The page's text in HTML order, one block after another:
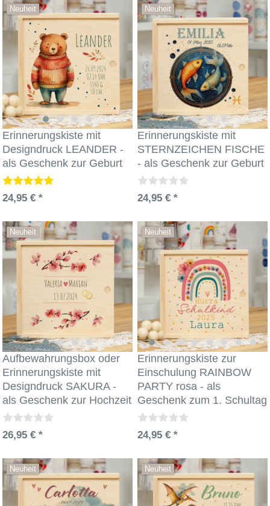
Neuheit
Erinnerungskiste mit
Designdruck LEANDER -
als Geschenk zur Geburt
24,95 € *
Neuheit
Erinnerungskiste mit
STERNZEICHEN FISCHE
- als Geschenk zur Geburt
24,95 € *
Neuheit
Aufbewahrungsbox oder
Erinnerungskiste mit
Designdruck SAKURA -
als Geschenk zur Hochzeit
26,95 € *
Neuheit
Erinnerungskiste zur
Einschulung RAINBOW
PARTY rosa - als
Geschenk zum 1. Schultag
24,95 € *
Neuheit Neuheit